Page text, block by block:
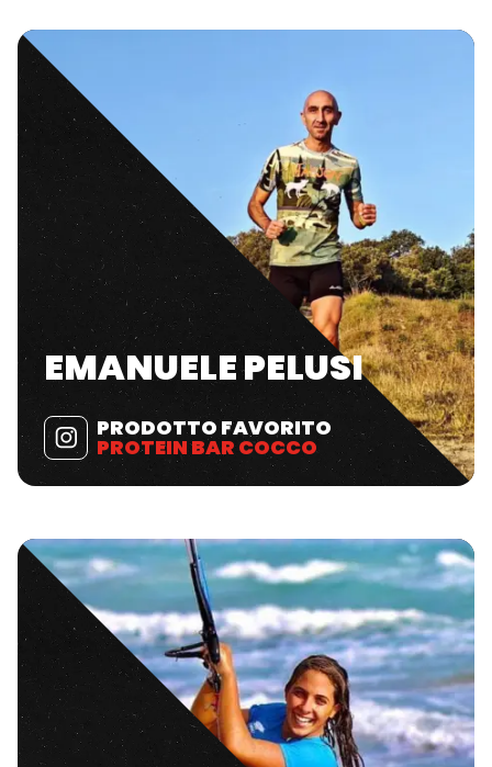
EMANUELE PELUSI
PRODOTTO FAVORITO
PROTEIN BAR COCCO